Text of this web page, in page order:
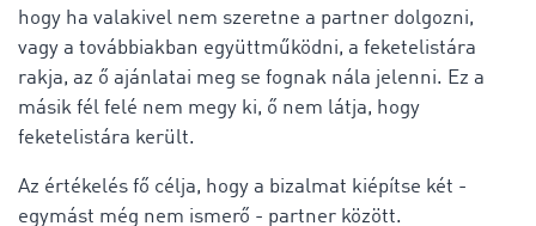
hogy ha valakivel nem szeretne a partner dolgozni,
vagy a továbbiakban együttműködni, a feketelistára
rakja, az ő ajánlatai meg se fognak nála jelenni. Ez a
másik fél felé nem megy ki, ő nem látja, hogy
feketelistára került.
Az értékelés fő célja, hogy a bizalmat kiépítse két -
egymást még nem ismerő - partner között.